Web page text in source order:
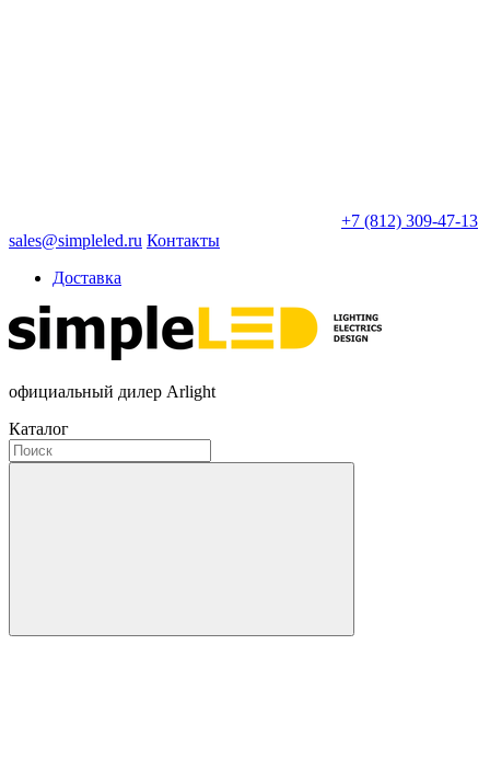
+7 (812) 309-47-13
sales@simpleled.ru Контакты
Доставка
официальный дилер Arlight
Каталог